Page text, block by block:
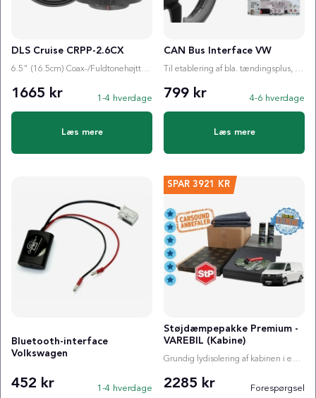
DLS Cruise CRPP-2.6CX
6.5" (16.5cm) Coax-/Fuldtonehøjttaler
1665 kr 1-4 hverdage
Læs mere
CAN Bus Interface VW
Til etablering af bla. tændingsplus, ratstyring etc.
799 kr 4-6 hverdage
Læs mere
Bluetooth-interface
Volkswagen
452 kr 1-4 hverdage
SPAR 3921 KR
Støjdæmpepakke Premium -
VAREBIL (Kabine)
Grundig lydisolering af kabinen i en varebil (4.5 m²)
2285 kr Forespørgsel